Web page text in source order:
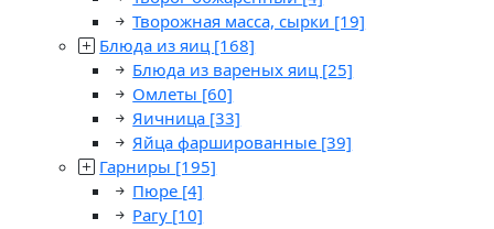
Творожная масса, сырки [19]
Блюда из яиц [168]
Блюда из вареных яиц [25]
Омлеты [60]
Яичница [33]
Яйца фаршированные [39]
Гарниры [195]
Пюре [4]
Рагу [10]